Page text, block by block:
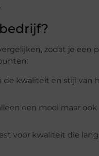
zodat je een
de kwaliteit en stijl van
een mooi maar ook
voor kwaliteit die lang